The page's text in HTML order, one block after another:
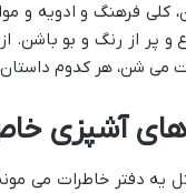
کلی فرهنگ و ادویه و
پر از رنگ و بو باشن.
می شن، هر کدوم
آشپزی
یه دفتر خاطرات می